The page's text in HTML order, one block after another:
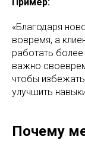
«Благодаря
вовремя, а
работать
важно
чтобы
улучшить
Почему